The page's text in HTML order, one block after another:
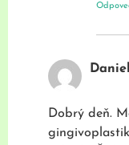
Dobrý deň.